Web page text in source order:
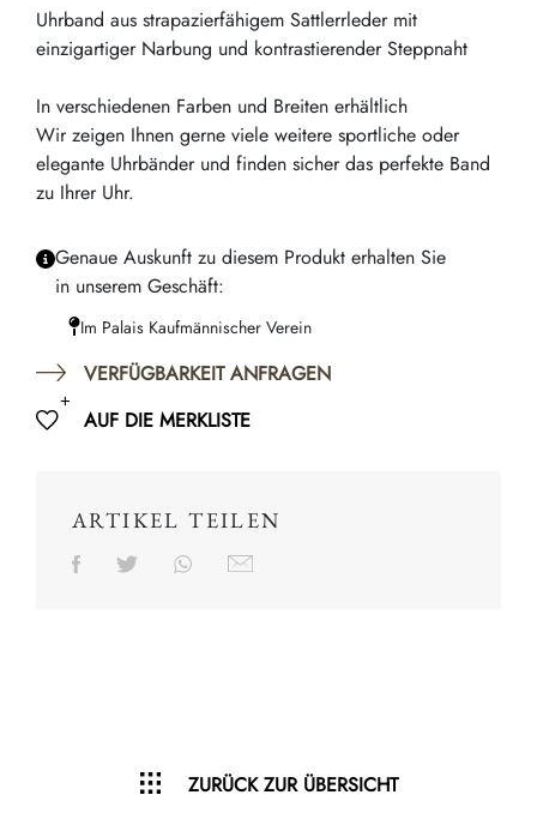
Uhrband aus strapazierfähigem Sattlerrleder mit
einzigartiger Narbung und kontrastierender Steppnaht
In verschiedenen Farben und Breiten erhältlich
Wir zeigen Ihnen gerne viele weitere sportliche oder
elegante Uhrbänder und finden sicher das perfekte Band
zu Ihrer Uhr.
Genaue Auskunft zu diesem Produkt erhalten Sie
in unserem Geschäft:
Im Palais Kaufmännischer Verein
VERFÜGBARKEIT ANFRAGEN
AUF DIE MERKLISTE
ARTIKEL TEILEN
ZURÜCK ZUR ÜBERSICHT